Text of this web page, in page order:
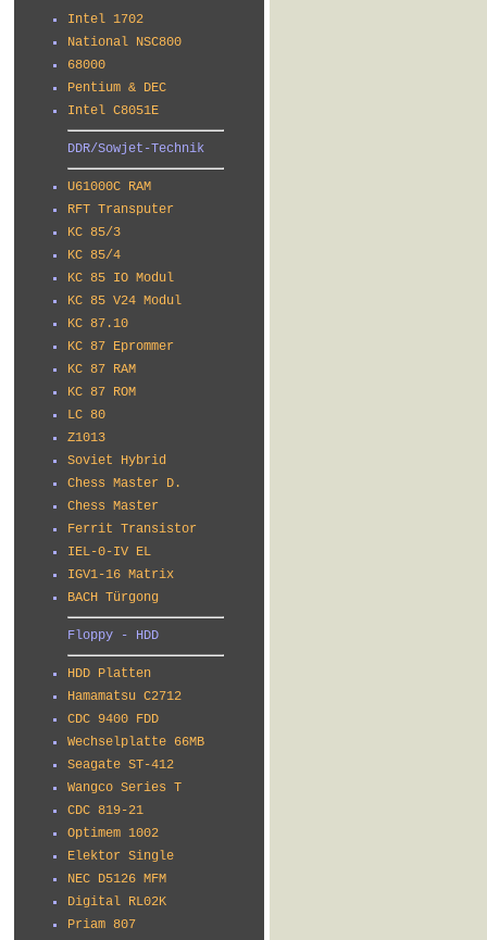
Intel 1702
National NSC800
68000
Pentium & DEC
Intel C8051E
DDR/Sowjet-Technik
U61000C RAM
RFT Transputer
KC 85/3
KC 85/4
KC 85 IO Modul
KC 85 V24 Modul
KC 87.10
KC 87 Eprommer
KC 87 RAM
KC 87 ROM
LC 80
Z1013
Soviet Hybrid
Chess Master D.
Chess Master
Ferrit Transistor
IEL-0-IV EL
IGV1-16 Matrix
BACH Türgong
Floppy - HDD
HDD Platten
Hamamatsu C2712
CDC 9400 FDD
Wechselplatte 66MB
Seagate ST-412
Wangco Series T
CDC 819-21
Optimem 1002
Elektor Single
NEC D5126 MFM
Digital RL02K
Priam 807